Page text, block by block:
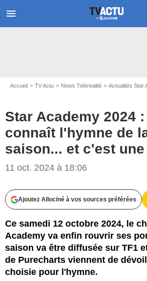
menu
Accueil TV Actu News Télérealité Actualités Star
Star Academy 2024 :
connaît l'hymne de
saison... et c'est
11 oct. 2024 à 18:06
Ajoutez Allociné à vos sources préférées
Ce samedi 12 octobre 2024, le
Academy va enfin rouvrir ses
saison va être diffusée sur TF1
de Purecharts viennent de
choisie pour l'hymne.
PHOTO TF1 / GRAPHISME: GARY